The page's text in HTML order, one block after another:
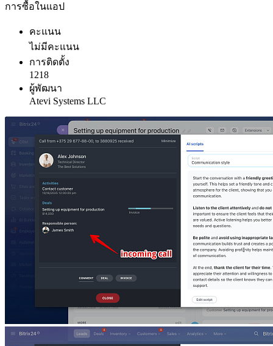
การซื้อในแอป
คะแนน
ไม่มีคะแนน
การติดตั้ง
1218
ผู้พัฒนา
Atevi Systems LLC